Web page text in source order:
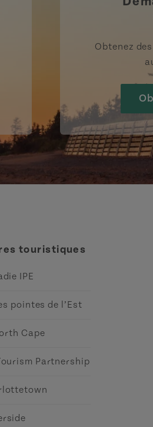
Obtenez
touristiques
IPE
pointes de l’Est
Cape
Partnership